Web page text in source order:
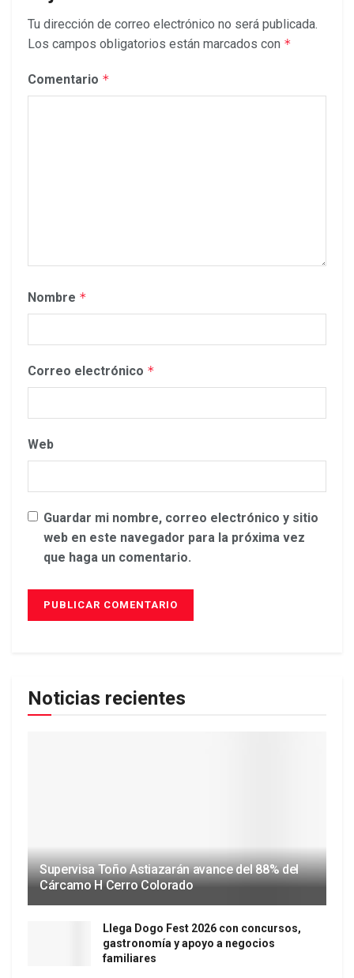
Tu dirección de correo electrónico no será publicada.
Los campos obligatorios están marcados con *
Comentario *
Nombre *
Correo electrónico *
Web
Guardar mi nombre, correo electrónico y sitio
web en este navegador para la próxima vez
que haga un comentario.
Noticias recientes
Supervisa Toño Astiazarán avance del 88% del
Cárcamo H Cerro Colorado
Llega Dogo Fest 2026 con concursos,
gastronomía y apoyo a negocios
familiares